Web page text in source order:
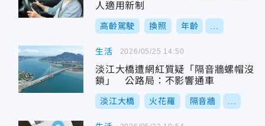
人適用新制
高齡駕駛 換照 年齡
生活
淡江大橋遭網紅質疑「隔音牆螺帽沒
鎖」 公路局：不影響通車
淡江大橋 火花羅 隔音牆
2026/05/25 14:50